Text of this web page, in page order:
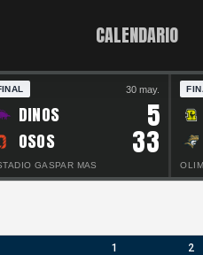
CALENDARIO
30 may.
DINOS 5
OSOS 33
GASPAR MAS
1 2